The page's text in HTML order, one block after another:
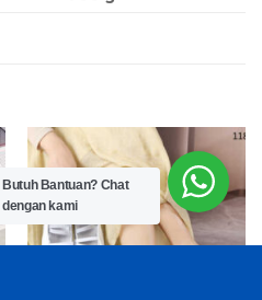
Butuh Bantuan? Chat
dengan kami